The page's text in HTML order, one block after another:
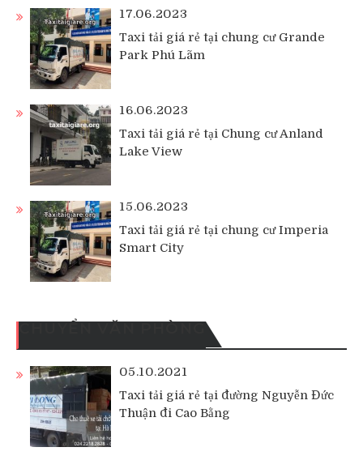
17.06.2023
Taxi tải giá rẻ tại chung cư Grande
Park Phú Lãm
16.06.2023
Taxi tải giá rẻ tại Chung cư Anland
Lake View
15.06.2023
Taxi tải giá rẻ tại chung cư Imperia
Smart City
05.10.2021
Taxi tải giá rẻ tại đường Nguyễn Đức
Thuận đi Cao Bằng